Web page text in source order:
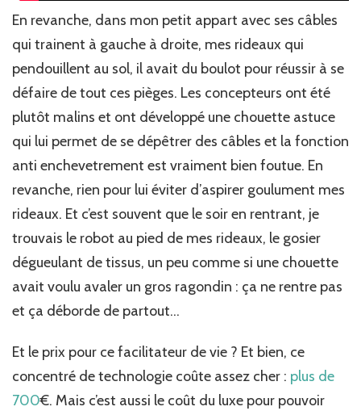
En revanche, dans mon petit appart avec ses câbles
qui trainent à gauche à droite, mes rideaux qui
pendouillent au sol, il avait du boulot pour réussir à se
défaire de tout ces pièges. Les concepteurs ont été
plutôt malins et ont développé une chouette astuce
qui lui permet de se dépêtrer des câbles et la fonction
anti enchevetrement est vraiment bien foutue. En
revanche, rien pour lui éviter d’aspirer goulument mes
rideaux. Et c’est souvent que le soir en rentrant, je
trouvais le robot au pied de mes rideaux, le gosier
dégueulant de tissus, un peu comme si une chouette
avait voulu avaler un gros ragondin : ça ne rentre pas
et ça déborde de partout…
Et le prix pour ce facilitateur de vie ? Et bien, ce
concentré de technologie coûte assez cher : plus de
700€. Mais c’est aussi le coût du luxe pour pouvoir